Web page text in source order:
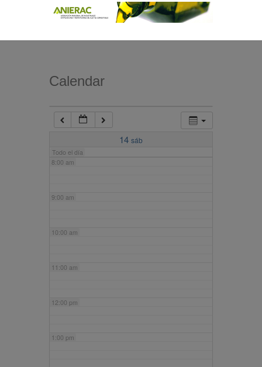
Calendar
14 sáb
Todo el día
7:00 am
8:00 am
9:00 am
10:00 am
11:00 am
12:00 pm
1:00 pm